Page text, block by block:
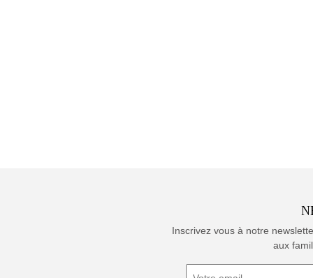
Inscrivez vous à notre
aux